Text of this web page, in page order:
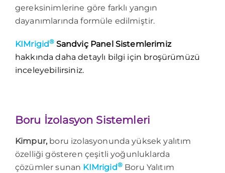
gereksinimlerine göre farklı yangın
dayanımlarında formüle edilmiştir.
KIMrigid® Sandviç Panel Sistemlerimiz
hakkında daha detaylı bilgi için broşürümüzü
inceleyebilirsiniz.
Boru İzolasyon Sistemleri
Kimpur, boru izolasyonunda yüksek yalıtım
özelliği gösteren çeşitli yoğunluklarda
çözümler sunan KIMrigid®Boru Yalıtım